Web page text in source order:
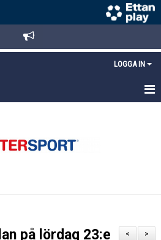
LOGGA IN
>
<
på lördag 23:e